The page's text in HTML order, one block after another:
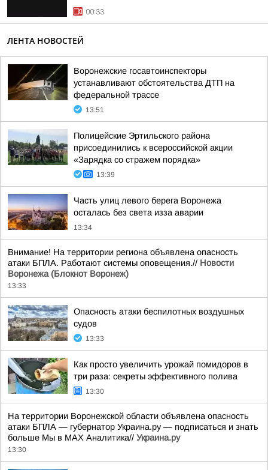
00:33
ЛЕНТА НОВОСТЕЙ
Воронежские госавтоинспекторы
устанавливают обстоятельства ДТП на
федеральной трассе
13:51
Полицейские Эртильского района
присоединились к всероссийской акции
«Зарядка со стражем порядка»
13:39
Часть улиц левого берега Воронежа
осталась без света изза аварии
13:34
Внимание! На территории региона объявлена опасность
атаки БПЛА. Работают системы оповещения.// Новости
Воронежа (Блокнот Воронеж)
13:33
Опасность атаки беспилотных воздушных
судов
13:33
Как просто увеличить урожай помидоров в
три раза: секреты эффективного полива
13:30
На территории Воронежской области объявлена опасность
атаки БПЛА — губернатор Украина.ру — подписаться и знать
больше Мы в MAX Аналитика// Украина.ру
13:30